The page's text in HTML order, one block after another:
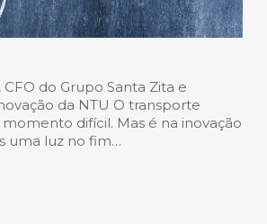
do Grupo Santa Zita e
da NTU O transporte
difícil. Mas é na inovação
uma luz no fim…